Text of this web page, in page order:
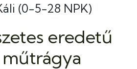
(0-5-28 NPK)
eredetű
műtrágya